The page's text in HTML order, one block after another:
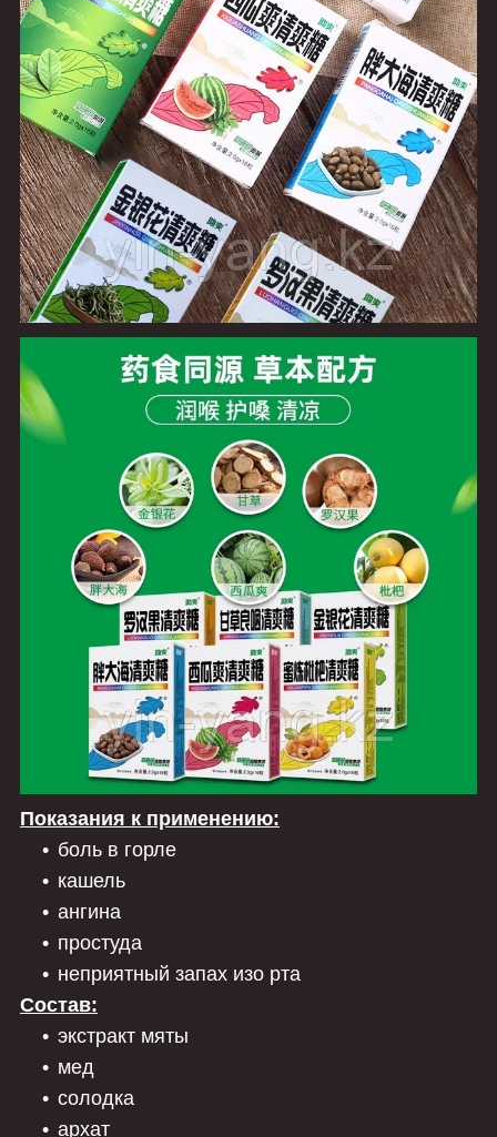
Показания к применению:
боль в горле
кашель
ангина
простуда
неприятный запах изо рта
Состав:
экстракт мяты
мед
солодка
архат